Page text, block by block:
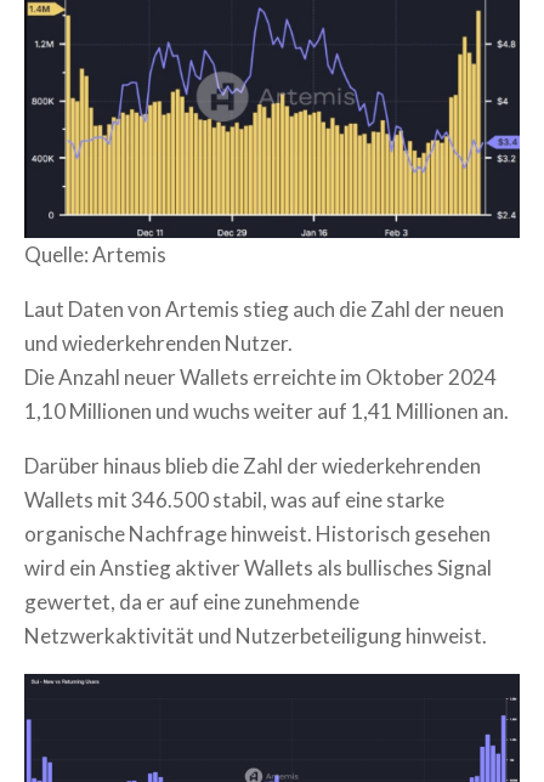
Quelle: Artemis
Laut Daten von Artemis stieg auch die Zahl der neuen
und wiederkehrenden Nutzer.
Die Anzahl neuer Wallets erreichte im Oktober 2024
1,10 Millionen und wuchs weiter auf 1,41 Millionen an.
Darüber hinaus blieb die Zahl der wiederkehrenden
Wallets mit 346.500 stabil, was auf eine starke
organische Nachfrage hinweist. Historisch gesehen
wird ein Anstieg aktiver Wallets als bullisches Signal
gewertet, da er auf eine zunehmende
Netzwerkaktivität und Nutzerbeteiligung hinweist.